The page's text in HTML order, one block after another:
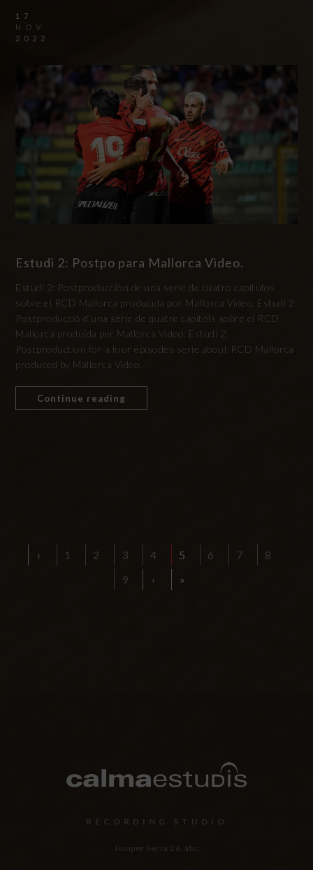
17
NOV
2022
Estudi 2: Postpo para Mallorca Video.
Estudi 2: Postproducción de una serie de cuatro capítulos
sobre el RCD Mallorca producida por Mallorca Video. Estudi 2:
Postproducció d’una sèrie de quatre capítols sobre el RCD
Mallorca produïda per Mallorca Video. Estudi 2:
Postproduction for a four episodes serie about RCD Mallorca
produced by Mallorca Video.
Continue reading
‹ 1 2 3 4 5 6 7
8
9
› »
RECORDING STUDIO
Juniper Serra 26, àtic